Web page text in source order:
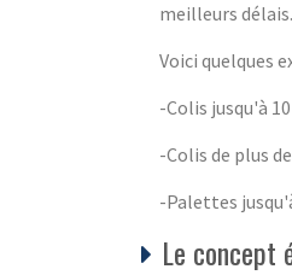
meilleurs délais.
Voici quelques
-Colis jusqu'à
-Colis de plus
-Palettes
Le concept